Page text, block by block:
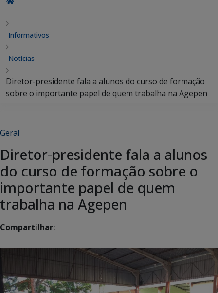
Informativos
Notícias
Diretor-presidente fala a alunos do curso de formação
sobre o importante papel de quem trabalha na Agepen
Geral
Diretor-presidente fala a alunos
do curso de formação sobre o
importante papel de quem
trabalha na Agepen
Compartilhar: